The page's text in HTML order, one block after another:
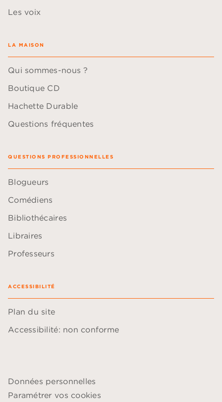
Les voix
LA MAISON
Qui sommes-nous ?
Boutique CD
Hachette Durable
Questions fréquentes
QUESTIONS PROFESSIONNELLES
Blogueurs
Comédiens
Bibliothécaires
Libraires
Professeurs
ACCESSIBILITÉ
Plan du site
Accessibilité: non conforme
Données personnelles
Paramétrer vos cookies